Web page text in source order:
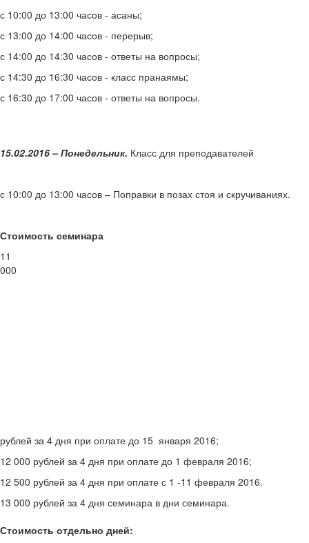
с 10:00 до 13:00 часов - асаны;
с 13:00 до 14:00 часов - перерыв;
с 14:00 до 14:30 часов - ответы на вопросы;
с 14:30 до 16:30 часов - класс пранаямы;
с 16:30 до 17:00 часов - ответы на вопросы.
15.02.2016 – Понедельник. Класс для преподавателей
с 10:00 до 13:00 часов – Поправки в позах стоя и скручиваниях.
Стоимость семинара
11
000
рублей за 4 дня при оплате до 15 января 2016;
12 000 рублей за 4 дня при оплате до 1 февраля 2016;
12 500 рублей за 4 дня при оплате с 1 -11 февраля 2016.
13 000 рублей за 4 дня семинара в дни семинара.
Стоимость отдельно дней: